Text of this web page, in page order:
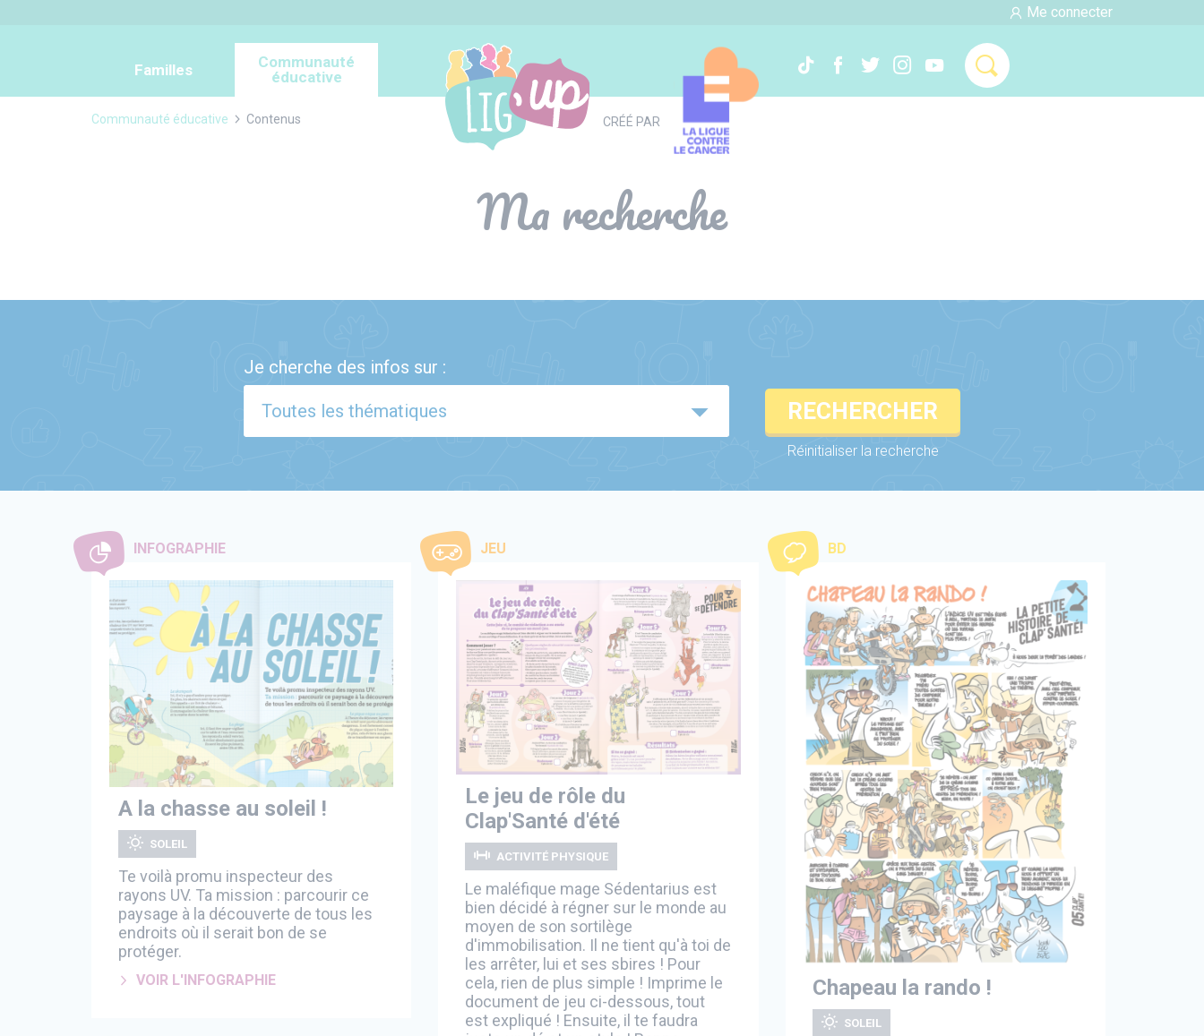
Me connecter
Familles
Communauté
éducative
CRÉÉ PAR
Communauté éducative Contenus
Ma recherche
Je cherche des infos sur :
RECHERCHER
Réinitialiser la recherche
INFOGRAPHIE
A la chasse au soleil !
SOLEIL
Te voilà promu inspecteur des
rayons UV. Ta mission : parcourir ce
paysage à la découverte de tous les
endroits où il serait bon de se
protéger.
VOIR L'INFOGRAPHIE
JEU
Le jeu de rôle du
Clap'Santé d'été
ACTIVITÉ PHYSIQUE
Le maléfique mage Sédentarius est
bien décidé à régner sur le monde au
moyen de son sortilège
d'immobilisation. Il ne tient qu'à toi de
les arrêter, lui et ses sbires ! Pour
cela, rien de plus simple ! Imprime le
document de jeu ci-dessous, tout
est expliqué ! Ensuite, il te faudra
BD
Chapeau la rando !
SOLEIL